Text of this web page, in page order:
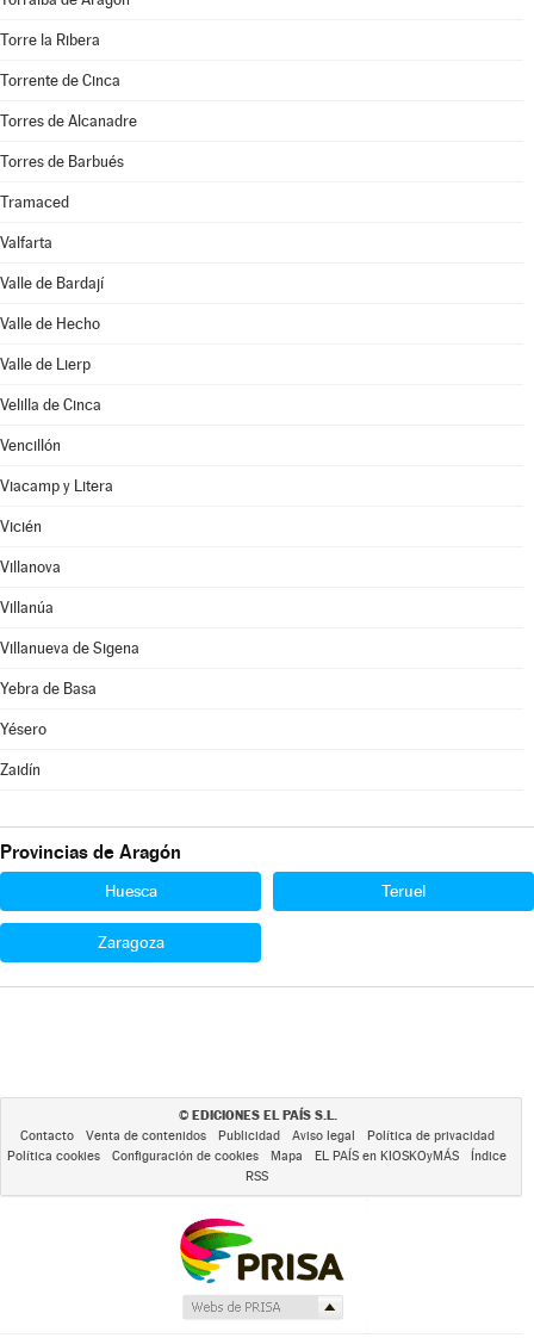
Torre la Ribera
Torrente de Cinca
Torres de Alcanadre
Torres de Barbués
Tramaced
Valfarta
Valle de Bardají
Valle de Hecho
Valle de Lierp
Velilla de Cinca
Vencillón
Viacamp y Litera
Vicién
Villanova
Villanúa
Villanueva de Sigena
Yebra de Basa
Yésero
Zaidín
Provincias de Aragón
Huesca Teruel
Zaragoza
© EDICIONES EL PAÍS S.L.
Contacto Venta de contenidos Publicidad Aviso legal
Política de privacidad
Política cookies
Configuración de cookies Mapa EL PAÍS en KIOSKOyMÁS
Índice
RSS